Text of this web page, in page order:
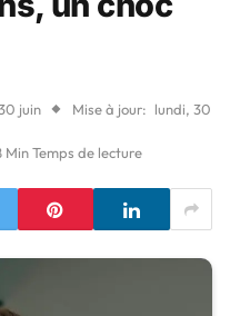
juin Mise à jour: lundi, 30
Min Temps de lecture